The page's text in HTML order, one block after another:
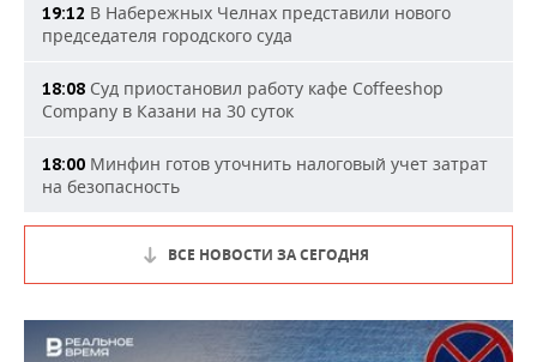
19:12 В Набережных Челнах представили нового
председателя городского суда
18:08 Суд приостановил работу кафе Coffeeshop
Company в Казани на 30 суток
18:00 Минфин готов уточнить налоговый учет затрат
на безопасность
ВСЕ НОВОСТИ ЗА СЕГОДНЯ